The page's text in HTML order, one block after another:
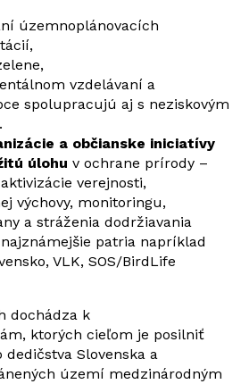
územnoplánovacích
vzdelávaní a
spolupracujú aj s neziskovým
a občianske iniciatívy
úlohu v ochrane prírody –
verejnosti,
výchovy, monitoringu,
a stráženia dodržiavania
patria napríklad
VLK, SOS/BirdLife
dochádza k
ktorých cieľom je posilniť
Slovenska a
území medzinárodným